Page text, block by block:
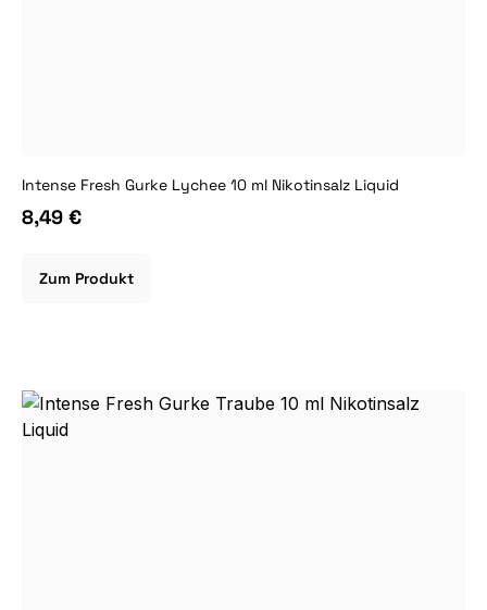
Intense Fresh Gurke Lychee 10 ml Nikotinsalz Liquid
8,49 €
Zum Produkt